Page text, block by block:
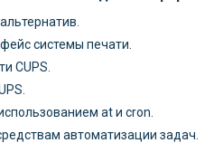
системы печати.
CUPS.
at и cron.
автоматизации задач.